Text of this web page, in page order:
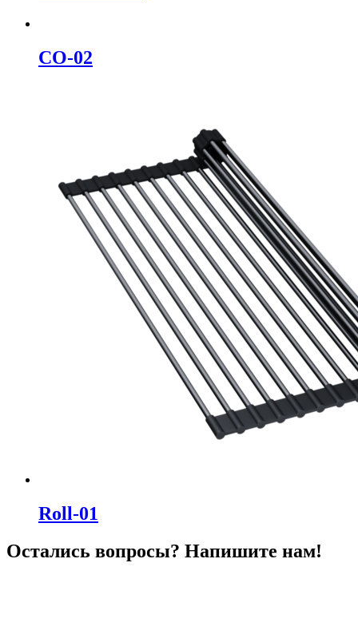
CO-02
Roll-01
Остались вопросы? Напишите нам!